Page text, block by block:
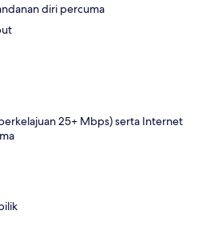
diri percuma
25+ Mbps) serta Internet